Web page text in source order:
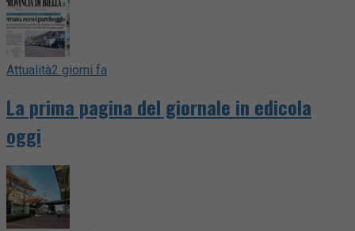
Attualità2 giorni fa
La prima pagina del giornale in edicola
oggi